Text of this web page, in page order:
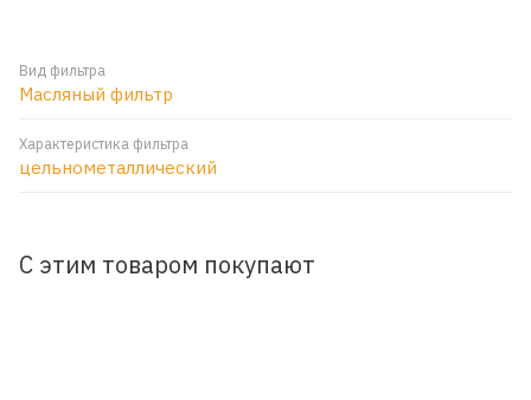
Вид фильтра
Масляный фильтр
Характеристика фильтра
цельнометаллический
С этим товаром покупают